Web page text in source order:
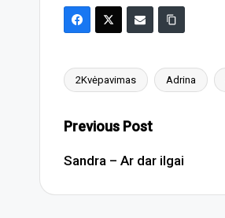
Tags:
2Kvėpavimas Adrina
Post
navigation
Previous Post
Sandra – Ar dar ilgai